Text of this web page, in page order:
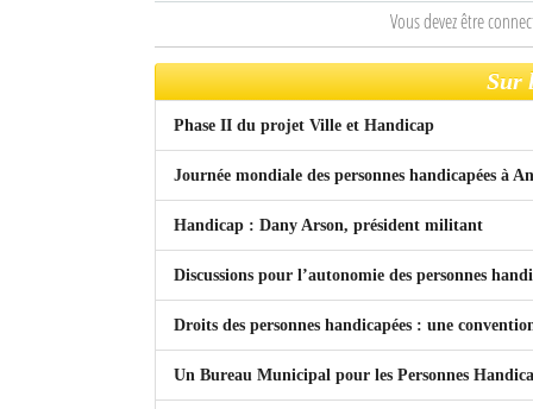
Connexion
Vous devez être
Sur
Phase II du projet Ville et Handicap
Journée mondiale des personnes handicapées à
Handicap : Dany Arson, président militant
Discussions pour l’autonomie des personnes
Droits des personnes handicapées : une
Un Bureau Municipal pour les Personnes